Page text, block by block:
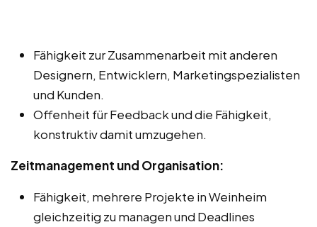
Fähigkeit zur Zusammenarbeit mit anderen
Designern, Entwicklern, Marketingspezialisten
und Kunden.
Offenheit für Feedback und die Fähigkeit,
konstruktiv damit umzugehen.
Zeitmanagement und Organisation:
Fähigkeit, mehrere Projekte in Weinheim
gleichzeitig zu managen und Deadlines